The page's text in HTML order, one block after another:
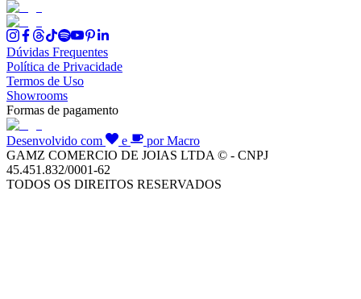
Dúvidas Frequentes
Política de Privacidade
Termos de Uso
Showrooms
Formas de pagamento
Desenvolvido com e
por Macro
GAMZ COMERCIO DE JOIAS LTDA © - CNPJ
45.451.832/0001-62
TODOS OS DIREITOS RESERVADOS